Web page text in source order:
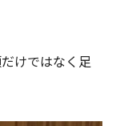
けではなく足